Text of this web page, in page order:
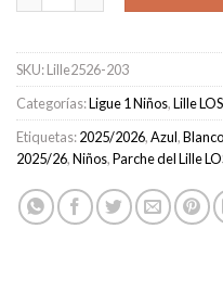
SKU:Lille2526-203
Categorías:Ligue 1 Niños,Lille
Etiquetas:2025/2026,Azul,
2025/26,Niños,Parche del Lille